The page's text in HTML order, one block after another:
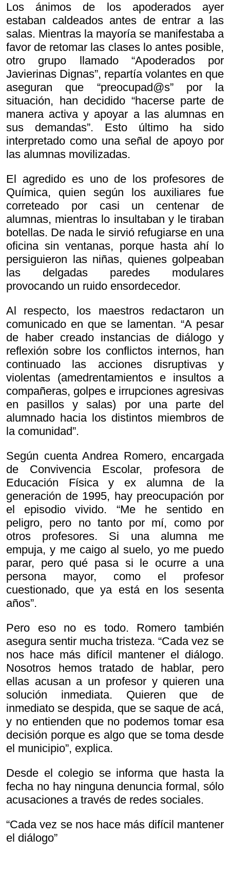
Los ánimos de los apoderados ayer
estaban caldeados antes de entrar a las
salas. Mientras la mayoría se manifestaba a
favor de retomar las clases lo antes posible,
otro grupo llamado “Apoderados por
Javierinas Dignas”, repartía volantes en que
aseguran que “preocupad@s” por la
situación, han decidido “hacerse parte de
manera activa y apoyar a las alumnas en
sus demandas”. Esto último ha sido
interpretado como una señal de apoyo por
las alumnas movilizadas.
El agredido es uno de los profesores de
Química, quien según los auxiliares fue
correteado por casi un centenar de
alumnas, mientras lo insultaban y le tiraban
botellas. De nada le sirvió refugiarse en una
oficina sin ventanas, porque hasta ahí lo
persiguieron las niñas, quienes golpeaban
las delgadas paredes modulares
provocando un ruido ensordecedor.
Al respecto, los maestros redactaron un
comunicado en que se lamentan. “A pesar
de haber creado instancias de diálogo y
reflexión sobre los conflictos internos, han
continuado las acciones disruptivas y
violentas (amedrentamientos e insultos a
compañeras, golpes e irrupciones agresivas
en pasillos y salas) por una parte del
alumnado hacia los distintos miembros de
la comunidad”.
Según cuenta Andrea Romero, encargada
de Convivencia Escolar, profesora de
Educación Física y ex alumna de la
generación de 1995, hay preocupación por
el episodio vivido. “Me he sentido en
peligro, pero no tanto por mí, como por
otros profesores. Si una alumna me
empuja, y me caigo al suelo, yo me puedo
parar, pero qué pasa si le ocurre a una
persona mayor, como el profesor
cuestionado, que ya está en los sesenta
años”.
Pero eso no es todo. Romero también
asegura sentir mucha tristeza. “Cada vez se
nos hace más difícil mantener el diálogo.
Nosotros hemos tratado de hablar, pero
ellas acusan a un profesor y quieren una
solución inmediata. Quieren que de
inmediato se despida, que se saque de acá,
y no entienden que no podemos tomar esa
decisión porque es algo que se toma desde
el municipio”, explica.
Desde el colegio se informa que hasta la
fecha no hay ninguna denuncia formal, sólo
acusaciones a través de redes sociales.
“Cada vez se nos hace más difícil mantener
el diálogo”